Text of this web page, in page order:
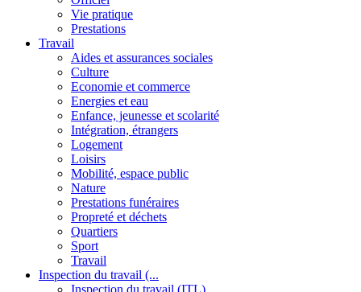
Vie pratique
Prestations
Travail
Aides et assurances sociales
Culture
Economie et commerce
Energies et eau
Enfance, jeunesse et scolarité
Intégration, étrangers
Logement
Loisirs
Mobilité, espace public
Nature
Prestations funéraires
Propreté et déchets
Quartiers
Sport
Travail
Inspection du travail (...
Inspection du travail (ITL)